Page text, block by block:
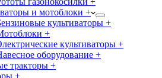
и мотоблоки +
культиваторы +
+
культиваторы +
оборудование +
тракторы +
+